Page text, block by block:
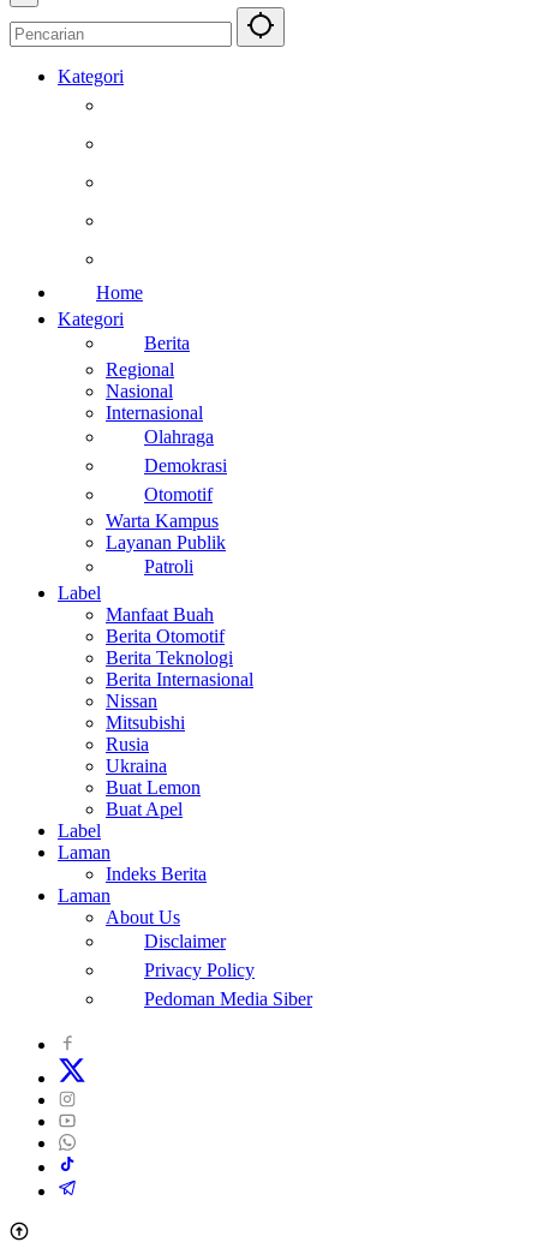
Kategori
Home
Kategori
Berita
Regional
Nasional
Internasional
Olahraga
Demokrasi
Otomotif
Warta Kampus
Layanan Publik
Patroli
Label
Manfaat Buah
Berita Otomotif
Berita Teknologi
Berita Internasional
Nissan
Mitsubishi
Rusia
Ukraina
Buat Lemon
Buat Apel
Label
Laman
Indeks Berita
Laman
About Us
Disclaimer
Privacy Policy
Pedoman Media Siber